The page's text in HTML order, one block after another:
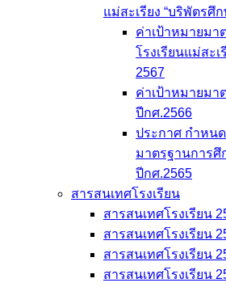
แม่สะเรียง “บริพัตรศึ
ค่าเป้าหมายมา
โรงเรียนแม่สะเ
2567
ค่าเป้าหมายมา
ปีกศ.2566
ประกาศ กำหน
มาตรฐานการ
ปีกศ.2565
สารสนเทศโรงเรียน
สารสนเทศโรงเรียน
สารสนเทศโรงเรียน
สารสนเทศโรงเรียน
สารสนเทศโรงเรียน